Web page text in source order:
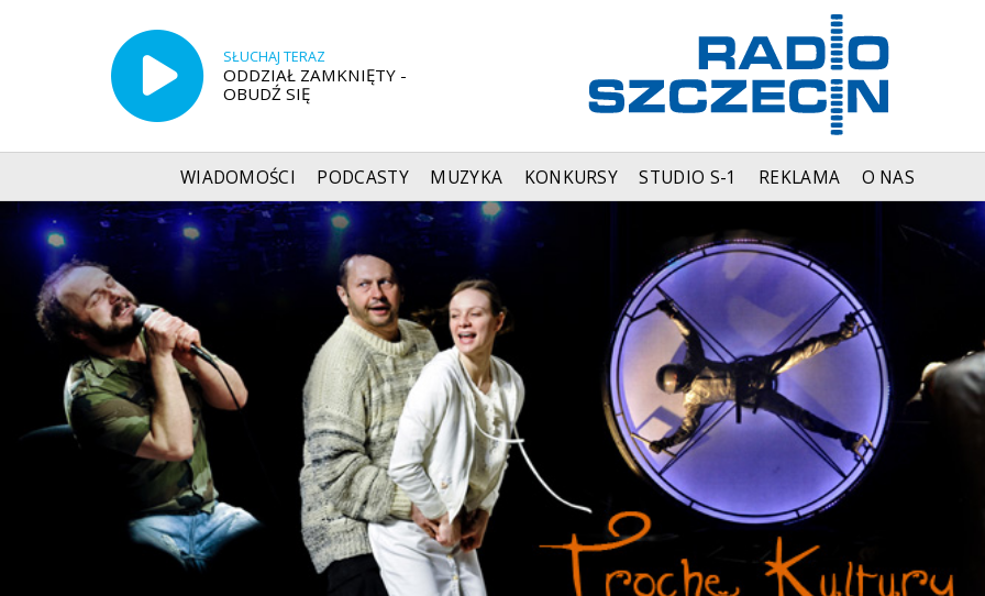
SŁUCHAJ TERAZ
ODDZIAŁ ZAMKNIĘTY -
OBUDŹ SIĘ
WIADOMOŚCI PODCASTY MUZYKA KONKURSY STUDIO S-1 REKLAMA O NAS